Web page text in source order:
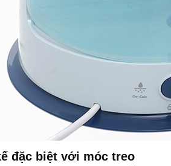
đặc biệt với móc treo